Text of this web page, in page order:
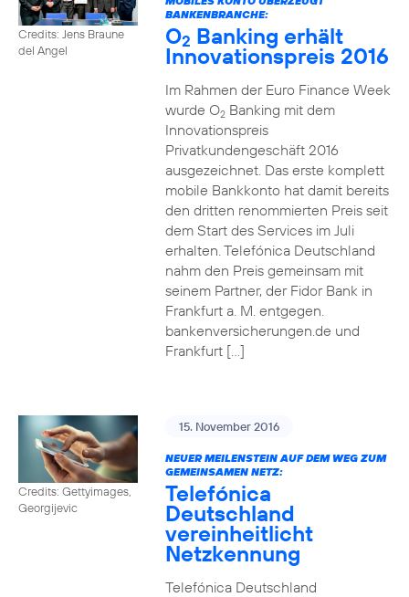
Credits: Jens Braune
del Angel
BANKENBRANCHE:
O2 Banking erhält
Innovationspreis 2016
Im Rahmen der Euro Finance Week
wurde O2Banking mit dem
Innovationspreis
Privatkundengeschäft 2016
ausgezeichnet. Das erste komplett
mobile Bankkonto hat damit bereits
den dritten renommierten Preis seit
dem Start des Services im Juli
erhalten. Telefónica Deutschland
nahm den Preis gemeinsam mit
seinem Partner, der Fidor Bank in
Frankfurt a. M. entgegen.
bankenversicherungen.de und
Frankfurt […]
Credits: Gettyimages,
Georgijevic
15. November 2016
NEUER MEILENSTEIN AUF DEM WEG ZUM
GEMEINSAMEN NETZ:
Telefónica
Deutschland
vereinheitlicht
Netzkennung
Telefónica Deutschland